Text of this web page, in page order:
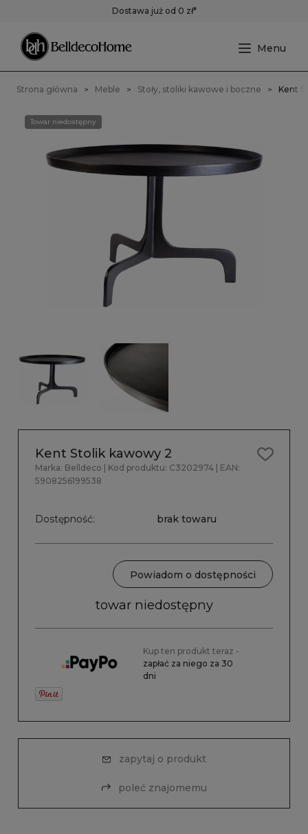
Dostawa już od 0 zł*
Strona główna Meble Stoły, stoliki kawowe i boczne Kent
Towar niedostępny
Kent Stolik kawowy 2
Marka: Belldeco | Kod produktu: C3202974
| EAN:
5908256199538
Dostępność: brak towaru
Powiadom o dostępności
towar niedostępny
Kup ten produkt teraz -
zapłać za niego za 30
dni
zapytaj o produkt
poleć znajomemu